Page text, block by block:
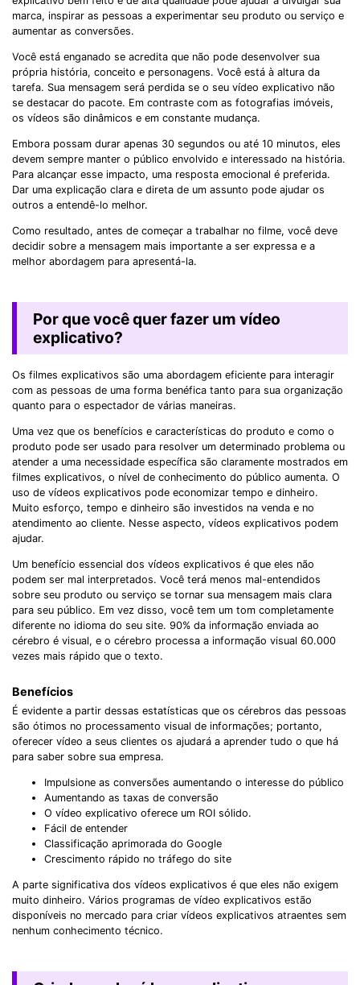
marca, inspirar as pessoas a experimentar seu produto ou serviço e
aumentar as conversões.
Você está enganado se acredita que não pode desenvolver sua
própria história, conceito e personagens. Você está à altura da
tarefa. Sua mensagem será perdida se o seu vídeo explicativo não
se destacar do pacote. Em contraste com as fotografias imóveis,
os vídeos são dinâmicos e em constante mudança.
Embora possam durar apenas 30 segundos ou até 10 minutos, eles
devem sempre manter o público envolvido e interessado na história.
Para alcançar esse impacto, uma resposta emocional é preferida.
Dar uma explicação clara e direta de um assunto pode ajudar os
outros a entendê-lo melhor.
Como resultado, antes de começar a trabalhar no filme, você deve
decidir sobre a mensagem mais importante a ser expressa e a
melhor abordagem para apresentá-la.
Por que você quer fazer um vídeo
explicativo?
Os filmes explicativos são uma abordagem eficiente para interagir
com as pessoas de uma forma benéfica tanto para sua organização
quanto para o espectador de várias maneiras.
Uma vez que os benefícios e características do produto e como o
produto pode ser usado para resolver um determinado problema ou
atender a uma necessidade específica são claramente mostrados em
filmes explicativos, o nível de conhecimento do público aumenta. O
uso de vídeos explicativos pode economizar tempo e dinheiro.
Muito esforço, tempo e dinheiro são investidos na venda e no
atendimento ao cliente. Nesse aspecto, vídeos explicativos podem
ajudar.
Um benefício essencial dos vídeos explicativos é que eles não
podem ser mal interpretados. Você terá menos mal-entendidos
sobre seu produto ou serviço se tornar sua mensagem mais clara
para seu público. Em vez disso, você tem um tom completamente
diferente no idioma do seu site. 90% da informação enviada ao
cérebro é visual, e o cérebro processa a informação visual 60.000
vezes mais rápido que o texto.
Benefícios
É evidente a partir dessas estatísticas que os cérebros das pessoas
são ótimos no processamento visual de informações; portanto,
oferecer vídeo a seus clientes os ajudará a aprender tudo o que há
para saber sobre sua empresa.
Impulsione as conversões aumentando o interesse do público
Aumentando as taxas de conversão
O vídeo explicativo oferece um ROI sólido.
Fácil de entender
Classificação aprimorada do Google
Crescimento rápido no tráfego do site
A parte significativa dos vídeos explicativos é que eles não exigem
muito dinheiro. Vários programas de vídeo explicativos estão
disponíveis no mercado para criar vídeos explicativos atraentes sem
nenhum conhecimento técnico.